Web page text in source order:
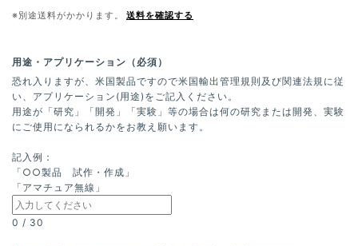
※別途送料がかかります。 送料を確認する
用途・アプリケーション（必須）
恐れ入りますが、米国製品ですので米国輸出管理規則及び関連法規に従
い、アプリケーション(用途)をご記入ください。
用途が「研究」「開発」「実験」等の場合は何の研究または開発、実験
にご使用になられるかをお教え願います。
記入例：
「○○製品 試作・作成」
「アマチュア無線」
0 / 30